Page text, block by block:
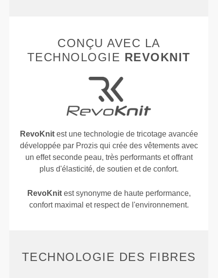
CONÇU AVEC LA
TECHNOLOGIE REVOKNIT
RevoKnitest une technologie de tricotage avancée
développée par Prozis qui crée des vêtements avec
un effet seconde peau, très performants et offrant
plus d'élasticité, de soutien et de confort.
RevoKnitest synonyme de haute performance,
confort maximal et respect de l'environnement.
TECHNOLOGIE DES FIBRES